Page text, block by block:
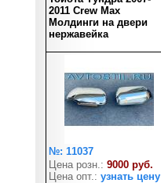
2011 Crew Max
Молдинги на двери
нержавейка
№: 11037
Цена розн.: 9000 руб.
Цена опт.: узнать цену